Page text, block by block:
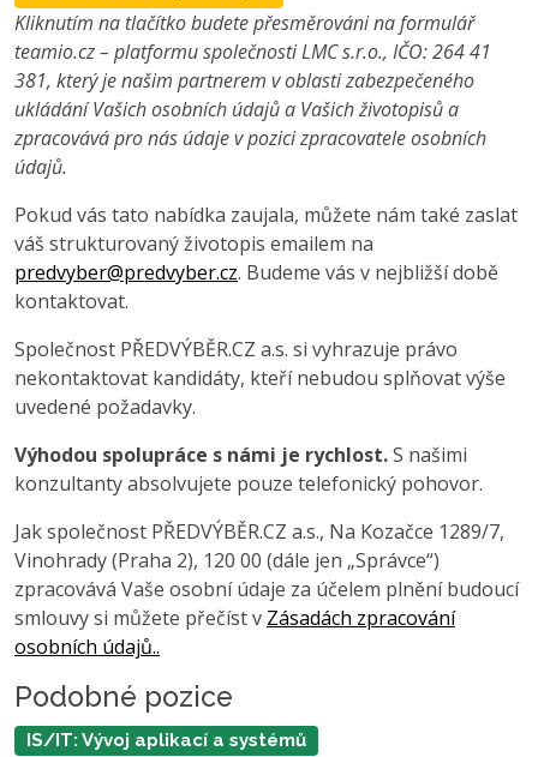
Kliknutím na tlačítko budete přesměrováni na formulář
teamio.cz – platformu společnosti LMC s.r.o., IČO: 264 41
381, který je našim partnerem v oblasti zabezpečeného
ukládání Vašich osobních údajů a Vašich životopisů a
zpracovává pro nás údaje v pozici zpracovatele osobních
údajů.
Pokud vás tato nabídka zaujala, můžete nám také zaslat
váš strukturovaný životopis emailem na
predvyber@predvyber.cz. Budeme vás v nejbližší době
kontaktovat.
Společnost PŘEDVÝBĚR.CZ a.s. si vyhrazuje právo
nekontaktovat kandidáty, kteří nebudou splňovat výše
uvedené požadavky.
Výhodou spolupráce s námi je rychlost.S našimi
konzultanty absolvujete pouze telefonický pohovor.
Jak společnost PŘEDVÝBĚR.CZ a.s., Na Kozačce 1289/7,
Vinohrady (Praha 2), 120 00 (dále jen „Správce“)
zpracovává Vaše osobní údaje za účelem plnění budoucí
smlouvy si můžete přečíst v Zásadách zpracování
osobních údajů..
Podobné pozice
IS/IT: Vývoj aplikací a systémů